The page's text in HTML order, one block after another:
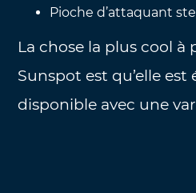
Pioche d’attaquant
La chose la plus cool à
Sunspot est qu’elle est
disponible avec une